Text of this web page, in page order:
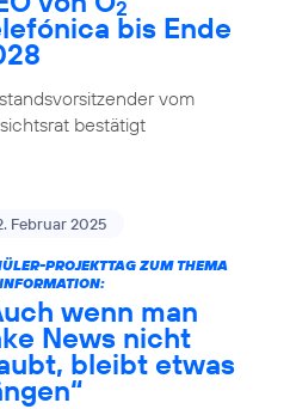
2
bis Ende
vom
bestätigt
Februar 2025
PROJEKTTAG ZUM THEMA
wenn man
News nicht
bleibt etwas